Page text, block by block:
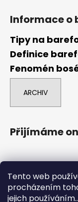
Tento web
procházením
jejich
Informace o
Tipy na
Definice
Fenomén
ARCHIV
Přijímáme